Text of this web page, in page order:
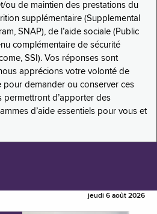
ou de maintien des prestations du
supplémentaire (Supplemental
SNAP), de l’aide sociale (Public
complémentaire de sécurité
SSI). Vos réponses sont
apprécions votre volonté de
pour demander ou conserver ces
permettront d’apporter des
d’aide essentiels pour vous et
jeudi 6 août 2026